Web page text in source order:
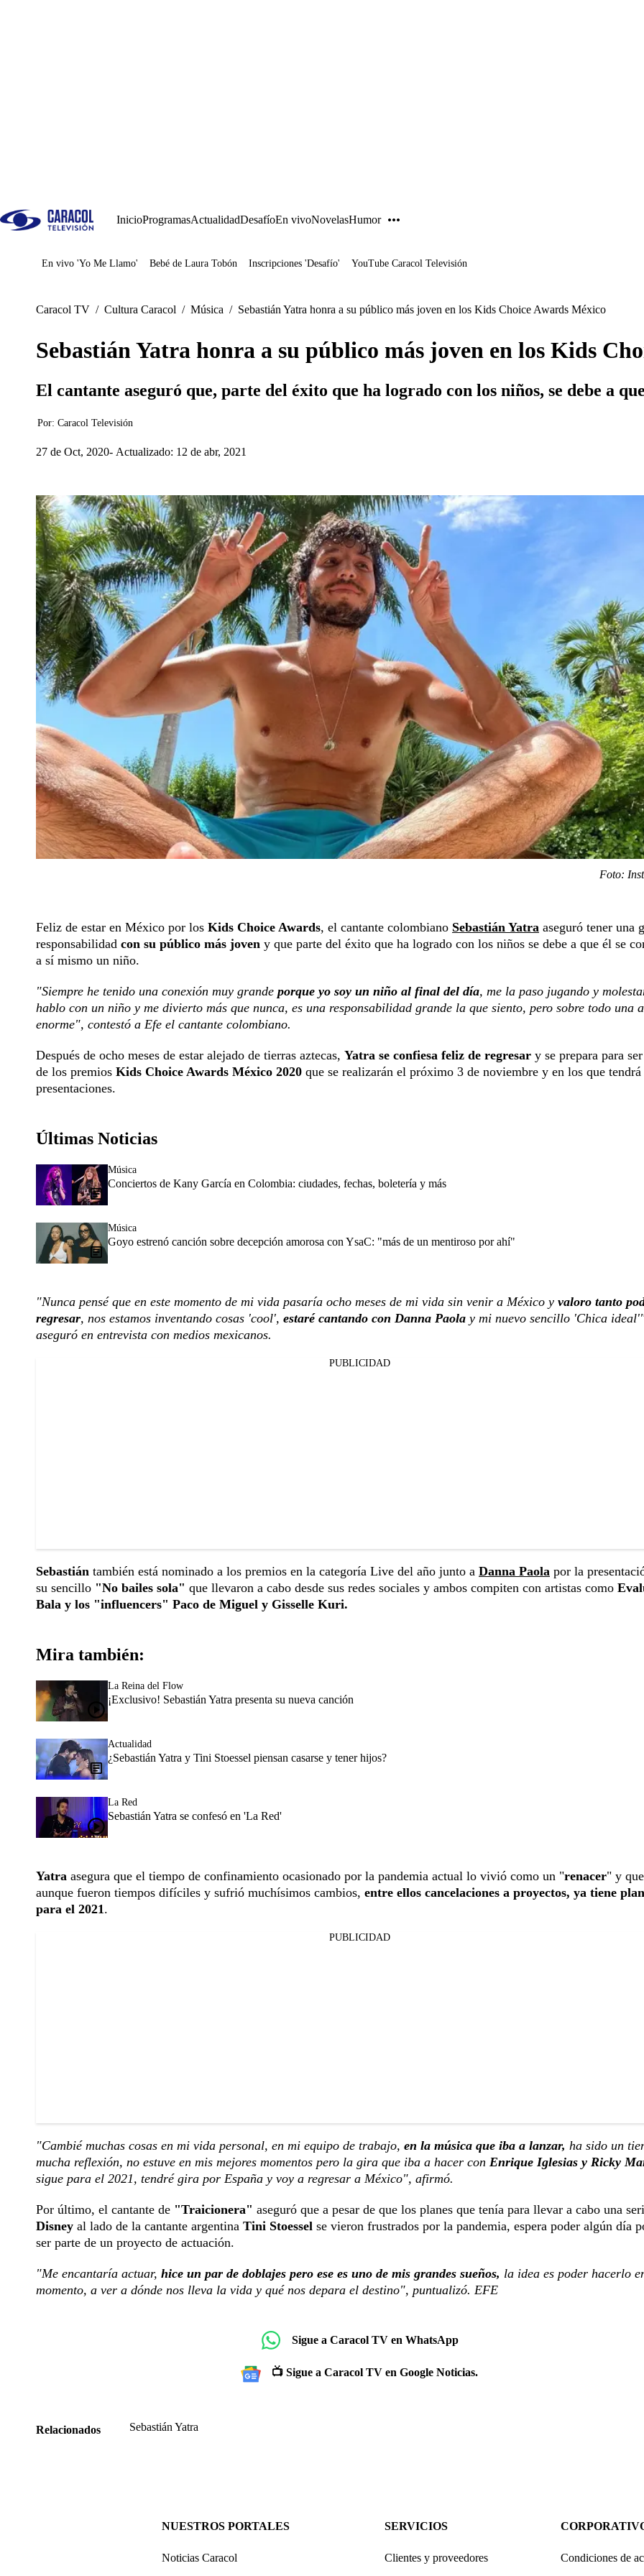
InicioProgramasActualidadDesafíoEn vivoNovelasHumor
Juegos
En vivo 'Yo Me Llamo' Bebé de Laura Tobón Inscripciones 'Desafío' YouTube Caracol Televisión
Caracol TV / Cultura Caracol / Música / Sebastián Yatra honra a su público más joven en los Kids Choice Awards México
Sebastián Yatra honra a su público más joven en los Kids
El cantante aseguró que, parte del éxito que ha logrado con los niños, se debe a
Por: Caracol Televisión
27 de Oct, 2020 Actualizado: 12 de abr, 2021
Foto:
Feliz de estar en México por los Kids Choice Awards, el cantante colombiano Sebastián Yatra aseguró tener una
responsabilidad con su público más joven y que parte del éxito que ha logrado con los niños se debe a que él se
a sí mismo un niño.
"Siempre he tenido una conexión muy grande porque yo soy un niño al final del día, me la paso jugando y
hablo con un niño y me divierto más que nunca, es una responsabilidad grande la que siento, pero sobre todo una
enorme", contestó a Efe el cantante colombiano.
Después de ocho meses de estar alejado de tierras aztecas, Yatra se confiesa feliz de regresar y se prepara para
de los premios Kids Choice Awards México 2020 que se realizarán el próximo 3 de noviembre y en los que tendrá
presentaciones.
Últimas Noticias
Música
Conciertos de Kany García en Colombia: ciudades, fechas, boletería y más
Música
Goyo estrenó canción sobre decepción amorosa con YsaC: "más de un mentiroso por ahí"
"Nunca pensé que en este momento de mi vida pasaría ocho meses de mi vida sin venir a México y valoro tanto
regresar, nos estamos inventando cosas 'cool', estaré cantando con Danna Paola y mi nuevo sencillo 'Chica
aseguró en entrevista con medios mexicanos.
PUBLICIDAD
Sebastián también está nominado a los premios en la categoría Live del año junto a Danna Paola por la
su sencillo "No bailes sola" que llevaron a cabo desde sus redes sociales y ambos compiten con artistas como
Bala y los "influencers" Paco de Miguel y Gisselle Kuri.
Mira también:
La Reina del Flow
¡Exclusivo! Sebastián Yatra presenta su nueva canción
Actualidad
¿Sebastián Yatra y Tini Stoessel piensan casarse y tener hijos?
La Red
Sebastián Yatra se confesó en 'La Red'
Yatra asegura que el tiempo de confinamiento ocasionado por la pandemia actual lo vivió como un "renacer" y que
aunque fueron tiempos difíciles y sufrió muchísimos cambios, entre ellos cancelaciones a proyectos, ya tiene
para el 2021.
PUBLICIDAD
"Cambié muchas cosas en mi vida personal, en mi equipo de trabajo, en la música que iba a lanzar, ha sido un
mucha reflexión, no estuve en mis mejores momentos pero la gira que iba a hacer con Enrique Iglesias y Ricky
sigue para el 2021, tendré gira por España y voy a regresar a México", afirmó.
Por último, el cantante de "Traicionera" aseguró que a pesar de que los planes que tenía para llevar a cabo una
Disney al lado de la cantante argentina Tini Stoessel se vieron frustrados por la pandemia, espera poder algún día
ser parte de un proyecto de actuación.
"Me encantaría actuar, hice un par de doblajes pero ese es uno de mis grandes sueños, la idea es poder hacerlo
momento, a ver a dónde nos lleva la vida y qué nos depara el destino", puntualizó. EFE
Sigue a Caracol TV en WhatsApp
📺 Sigue a Caracol TV en Google Noticias.
Relacionados Sebastián Yatra
NUESTROS PORTALES
Noticias Caracol
SERVICIOS
Clientes y proveedores Condiciones de